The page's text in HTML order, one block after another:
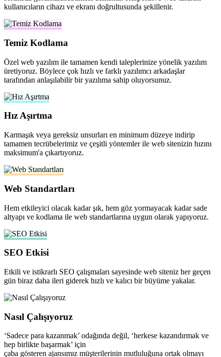
kullanıcıların cihazı ve ekranı doğrultusunda şekillenir.
Temiz Kodlama
Özel web yazılım ile tamamen kendi taleplerinize yönelik yazılım
üretiyoruz. Böylece çok hızlı ve farklı yazılımcı arkadaşlar
tarafından anlaşılabilir bir yazılıma sahip oluyorsunuz.
Hız Aşırtma
Karmaşık veya gereksiz unsurları en minimum düzeye indirip
tamamen tecrübelerimiz ve çeşitli yöntemler ile web sitenizin hızını
maksimum'a çıkartıyoruz.
Web Standartları
Hem etkileyici olacak kadar şık, hem göz yormayacak kadar sade
altyapı ve kodlama ile web standartlarına uygun olarak yapıyoruz.
SEO Etkisi
Etkili ve istikrarlı SEO çalışmaları sayesinde web siteniz her geçen
gün biraz daha ileri giderek hızlı ve kalıcı bir büyüme yakalar.
Nasıl Çalışıyoruz
‘Sadece para kazanmak’ odağında değil, ‘herkese kazandırmak ve
hep birlikte başarmak’ için
çaba gösteren ajansımız müşterilerinin mutluluğuna ortak olmayı